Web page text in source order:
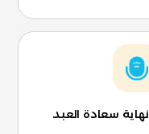
نهاية سعادة العبد